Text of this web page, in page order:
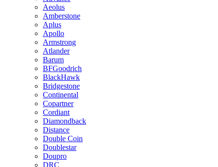
Aeolus
Amberstone
Aplus
Apollo
Armstrong
Atlander
Barum
BFGoodrich
BlackHawk
Bridgestone
Continental
Copartner
Cordiant
Diamondback
Distance
Double Coin
Doublestar
Doupro
DRC